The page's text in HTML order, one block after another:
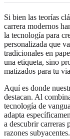
Si bien las teorías
carrera modernos
la tecnología para
personalizada que
tradicionales en
una etiqueta, sino
matizados para tu
Aquí es donde
destacan. Al
tecnología de
adapta
a descubrir carreras
razones subyacentes.